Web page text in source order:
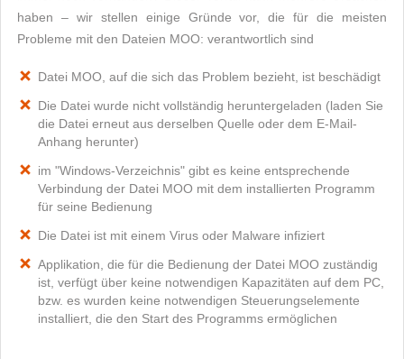
haben – wir stellen einige Gründe vor, die für die meisten
Probleme mit den Dateien MOO: verantwortlich sind
Datei MOO, auf die sich das Problem bezieht, ist beschädigt
Die Datei wurde nicht vollständig heruntergeladen (laden Sie
die Datei erneut aus derselben Quelle oder dem E-Mail-
Anhang herunter)
im "Windows-Verzeichnis" gibt es keine entsprechende
Verbindung der Datei MOO mit dem installierten Programm
für seine Bedienung
Die Datei ist mit einem Virus oder Malware infiziert
Applikation, die für die Bedienung der Datei MOO zuständig
ist, verfügt über keine notwendigen Kapazitäten auf dem PC,
bzw. es wurden keine notwendigen Steuerungselemente
installiert, die den Start des Programms ermöglichen